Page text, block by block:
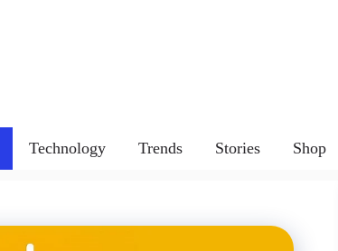
Technology Trends Stories Shop